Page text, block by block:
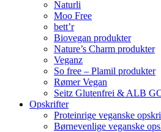
Naturli
Moo Free
bett’r
Biovegan produkter
Nature’s Charm produkter
Veganz
So free – Plamil produkter
Rømer Vegan
Seitz Glutenfrei & ALB
Opskrifter
Proteinrige veganske
Børnevenlige veganske